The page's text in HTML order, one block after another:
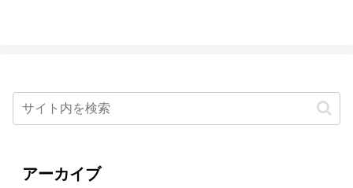
アーカイブ